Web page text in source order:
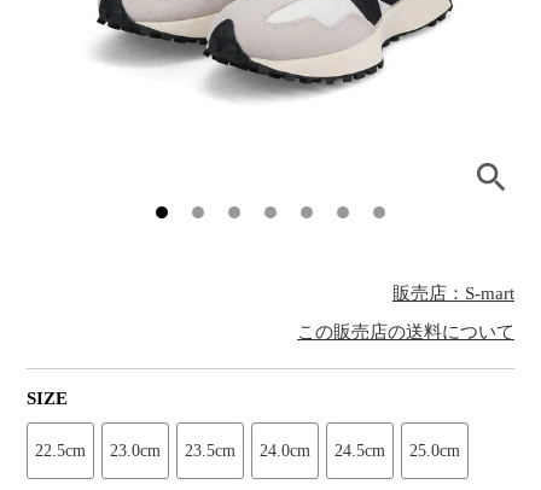
販売店：S-mart
この販売店の送料について
SIZE
22.5cm 23.0cm 23.5cm 24.0cm 24.5cm 25.0cm